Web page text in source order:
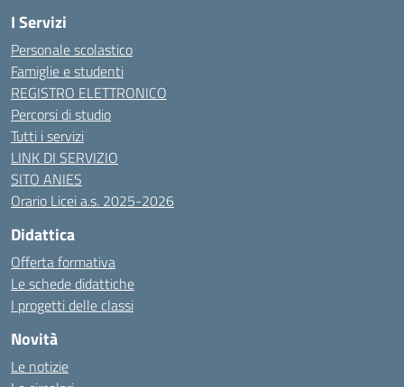
I Servizi
Personale scolastico
Famiglie e studenti
REGISTRO ELETTRONICO
Percorsi di studio
Tutti i servizi
LINK DI SERVIZIO
SITO ANIES
Orario Licei a.s. 2025-2026
Didattica
Offerta formativa
Le schede didattiche
I progetti delle classi
Novità
Le notizie